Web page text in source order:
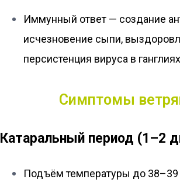
Иммунный ответ — создание
исчезновение сыпи,
персистенция вируса в
Симптомы
Катаральный период (1–2
Подъём температуры до 38–39